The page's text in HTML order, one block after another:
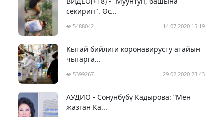
секирип". Өс...
5488042 14.07.2020 15:19
Кытай бийлиги коронавирусту атайын
чыгарга...
5399267 29.02.2020 23:43
АУДИО - Сонунбүбү Кадырова: “Мен
жазган Ка...